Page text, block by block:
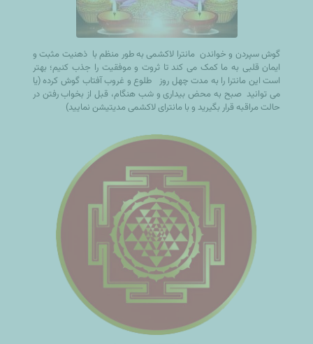
گوش سپردن و خواندن مانترا لاکشمی به طور منظم با ذهنیت مثبت و
ایمان قلبی به ما کمک می کند تا ثروت و موفقیت را جذب کنیم؛ بهتر
است این مانترا را به مدت چهل روز طلوع و غروب آفتاب گوش کرده (یا
می توانید صبح به محض بیداری و شب هنگام، قبل از بخواب رفتن در
حالت مراقبه قرار بگیرید و با مانترای لاکشمی مدیتیشن نمایید)